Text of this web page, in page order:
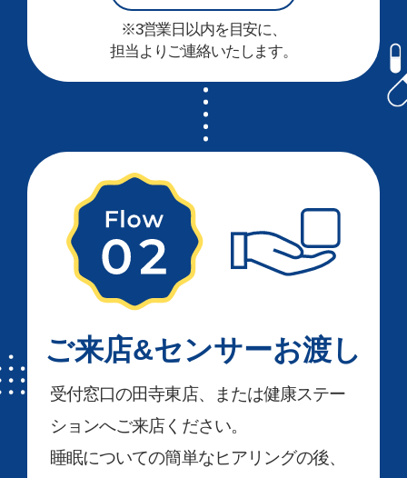
※3営業日以内を目安に、
担当よりご連絡いたします。
ご来店&センサーお渡し
受付窓口の田寺東店、または健康ステー
ションへご来店ください。
睡眠についての簡単なヒアリングの後、